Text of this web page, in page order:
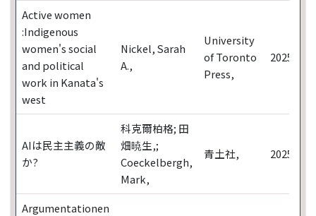
Active women
:Indigenous
women's social
and political
work in Kanata's
west
Nickel, Sarah
A.,
University
of Toronto
Press,
2025
AIは民主主義の敵
か?
科克爾柏格; 田
畑暁生,;
Coeckelbergh,
Mark,
青土社, 2025
Argumentationen